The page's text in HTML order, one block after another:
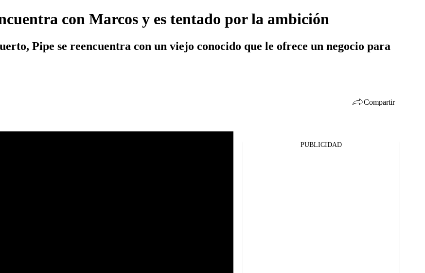
con Marcos y es tentado por la ambición
Pipe se reencuentra con un viejo conocido que le ofrece un negocio para
Compartir
PUBLICIDAD